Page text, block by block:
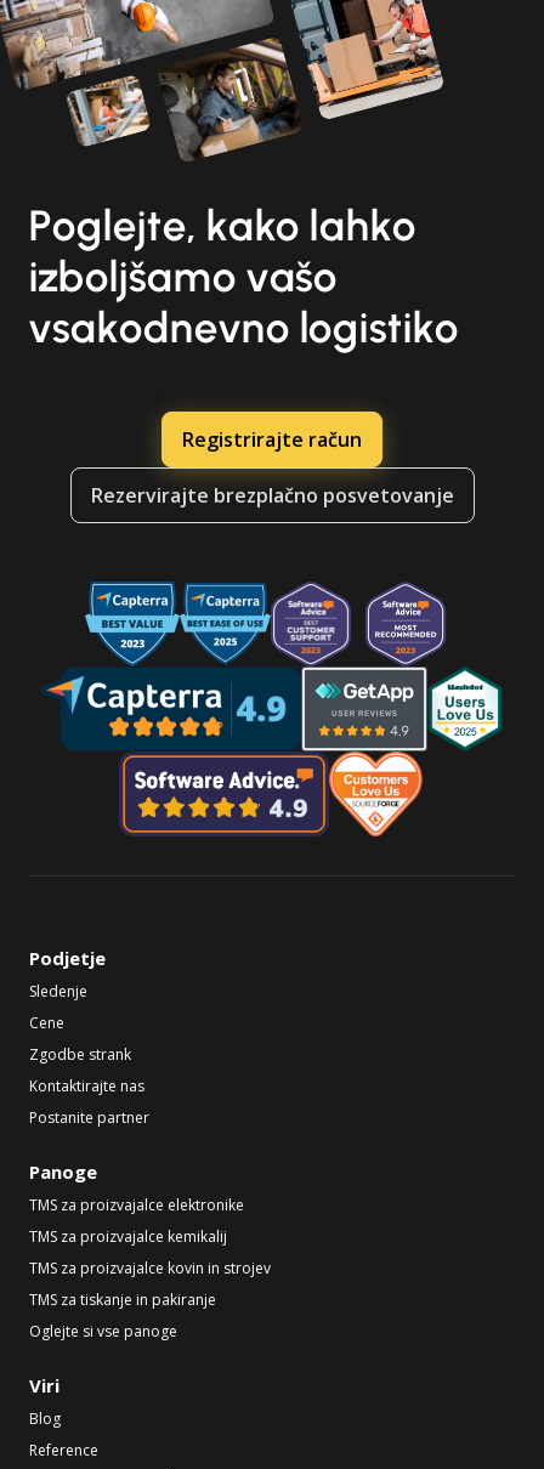
Poglejte, kako lahko
izboljšamo vašo
vsakodnevno logistiko
Registrirajte račun
Rezervirajte brezplačno posvetovanje
Podjetje
Sledenje
Cene
Zgodbe strank
Kontaktirajte nas
Postanite partner
Panoge
TMS za proizvajalce elektronike
TMS za proizvajalce kemikalij
TMS za proizvajalce kovin in strojev
TMS za tiskanje in pakiranje
Oglejte si vse panoge
Viri
Blog
Reference